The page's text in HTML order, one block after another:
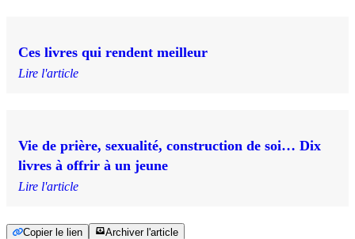
Ces livres qui rendent meilleur
Lire l'article
Vie de prière, sexualité, construction de soi… Dix
livres à offrir à un jeune
Lire l'article
Copier le lien Archiver l'article